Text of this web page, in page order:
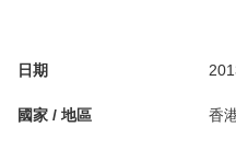
日期
國家 / 地區 香